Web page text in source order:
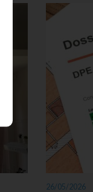
26/05/2026